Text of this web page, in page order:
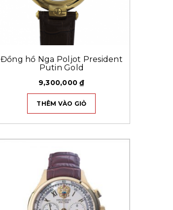
Đồng hồ Nga Poljot President
Putin Gold
9,300,000₫
THÊM VÀO GIỎ